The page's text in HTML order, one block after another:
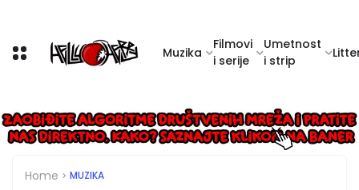
Muzika
Filmovi
i serije
Umetnost
i strip
Home MUZIKA